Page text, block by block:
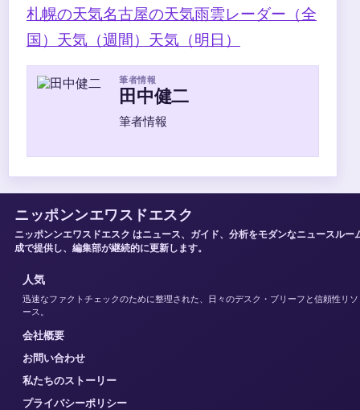
札幌の天気名古屋の天気雨雲レーダー（全
国） 天気（週間） 天気（明日）
筆者情報
田中健二
筆者情報
ニッポンンエワスドエスク
ニッポンンエワスドエスク はニュース、ガイド、分析をモダンなニュースルー
成で提供し、編集部が継続的に更新します。
人気
迅速なファクトチェックのために整理された、日々のデスク・ブリーフと信頼性リソ
ース。
会社概要
お問い合わせ
私たちのストーリー
プライバシーポリシー